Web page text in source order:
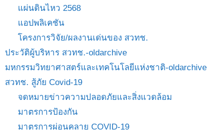
แผ่นดินไหว 2568
แอปพลิเคชัน
โครงการวิจัย/ผลงานเด่นของ สวทช.
ประวัติผู้บริหาร สวทช.-oldarchive
มหกรรมวิทยาศาสตร์และเทคโนโลยีแห่งชาติ-oldarchive
สวทช. สู้ภัย Covid-19
จดหมายข่าวความปลอดภัยและสิ่งแวดล้อม
มาตรการป้องกัน
มาตรการผ่อนคลาย COVID-19